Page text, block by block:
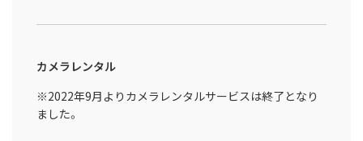
カメラレンタル
※2022年9月よりカメラレンタルサービスは終了となり
ました。